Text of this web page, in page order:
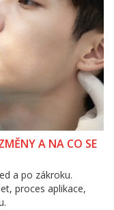
A NA CO SE
a po zákroku.
proces aplikace,